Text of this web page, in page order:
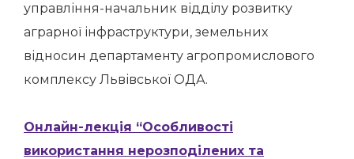
управління-начальник відділу розвитку
аграрної інфраструктури, земельних
відносин департаменту агропромислового
комплексу Львівської ОДА.
Онлайн-лекція “Особливості
використання нерозподілених та